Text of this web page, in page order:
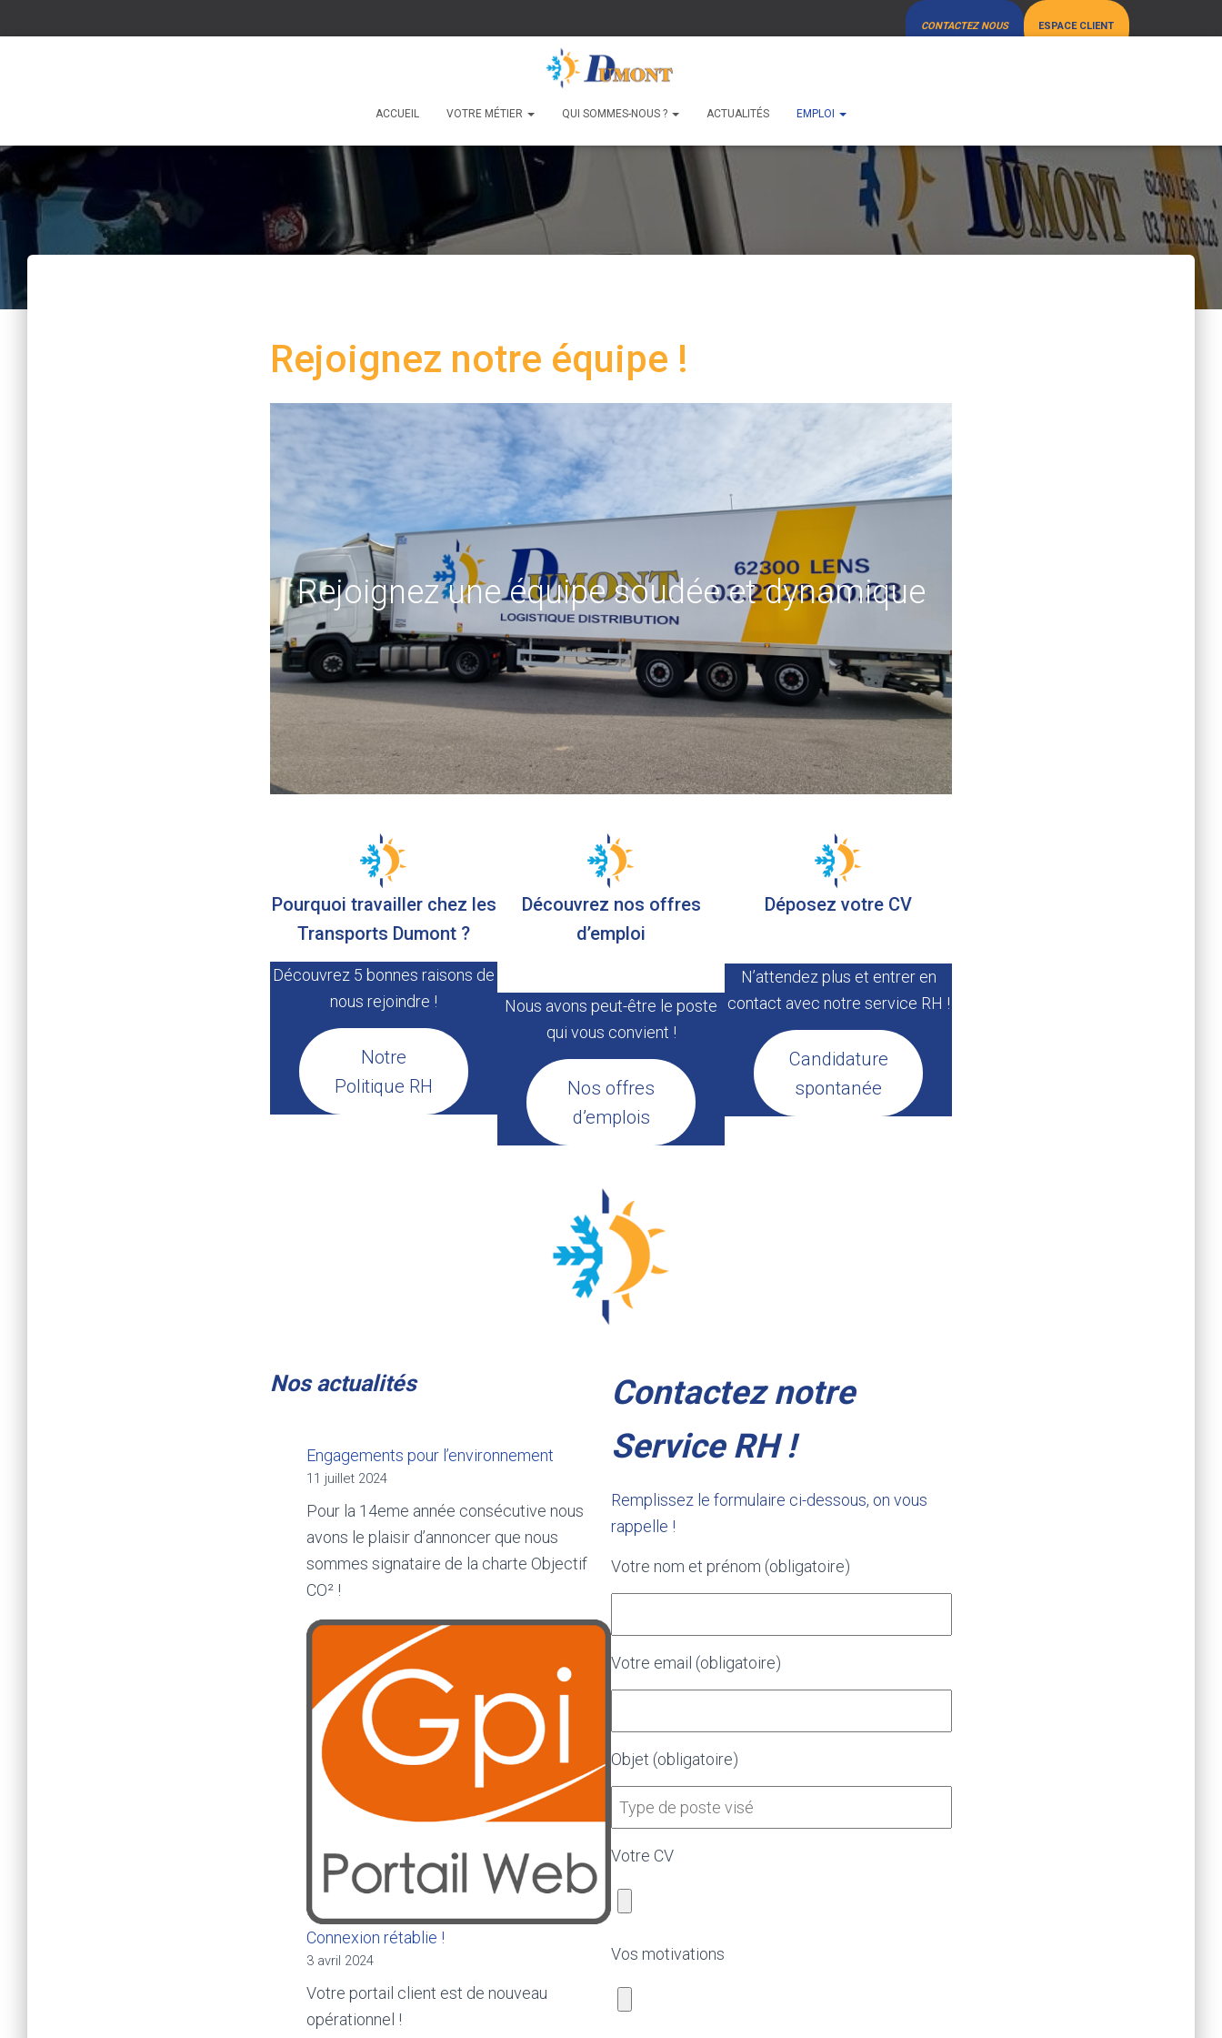
CONTACTEZ NOUS ESPACE CLIENT
ACCUEIL VOTRE MÉTIER QUI SOMMES-NOUS ? ACTUALITÉS EMPLOI
Rejoignez notre équipe !
Rejoignez une équipe soudée et dynamique
Pourquoi travailler chez les
Transports Dumont ?
Découvrez 5 bonnes raisons de
nous rejoindre !
Notre
Politique RH
Découvrez nos offres
d’emploi
Nous avons peut-être le poste
qui vous convient !
Nos offres
d’emplois
Déposez votre CV
N’attendez plus et entrer en
contact avec notre service RH !
Candidature
spontanée
Nos actualités
Engagements pour l’environnement
11 juillet 2024
Pour la 14eme année consécutive nous
avons le plaisir d’annoncer que nous
sommes signataire de la charte Objectif
CO² !
Connexion rétablie !
3 avril 2024
Votre portail client est de nouveau
opérationnel !
Contactez notre
Service RH !
Remplissez le formulaire ci-dessous, on vous
rappelle !
Votre nom et prénom (obligatoire)
Votre email (obligatoire)
Objet (obligatoire)
Votre CV
Vos motivations